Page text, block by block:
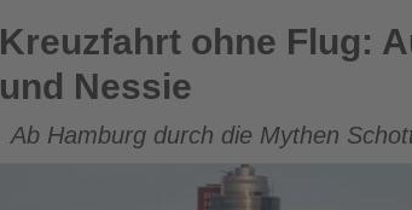
Kreuzfahrt ohne Flug: Auf den Spuren von
Kreuzfahrt ohne Flug:
und Nessie
Ab Hamburg durch die Mythen